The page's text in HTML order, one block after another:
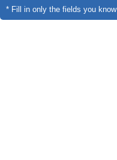
* Fill in only the fields you know